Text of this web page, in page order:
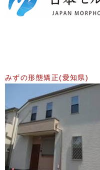
みずの形態矯正(愛知県)